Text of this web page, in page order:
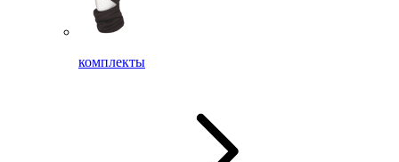
комплекты